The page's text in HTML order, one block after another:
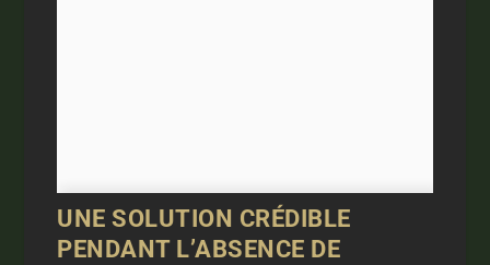
UNE SOLUTION CRÉDIBLE
PENDANT L’ABSENCE DE